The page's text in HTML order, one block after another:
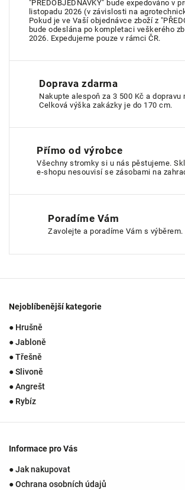
"PŘEDOBJEDNÁVKY" bude expedováno v
listopadu 2026 (v závislosti na
Pokud je ve Vaší objednávce zboží z
bude odeslána po kompletaci veškerého
2026. Expedujeme pouze v rámci ČR.
Doprava zdarma
Nakupte alespoň za 3 500 Kč a dopravu
Celková výška zakázky je do 170 cm.
Přímo od výrobce
Všechny stromky si u nás pěstujeme.
e-shopu nesouvisí se zásobami na
Poradíme Vám
Zavolejte a poradíme Vám s výběrem.
Nejoblíbenější kategorie
● Hrušně
● Jabloně
● Třešně
● Slivoně
● Angrešt
● Rybíz
Informace pro Vás
● Jak nakupovat
● Ochrana osobních údajů